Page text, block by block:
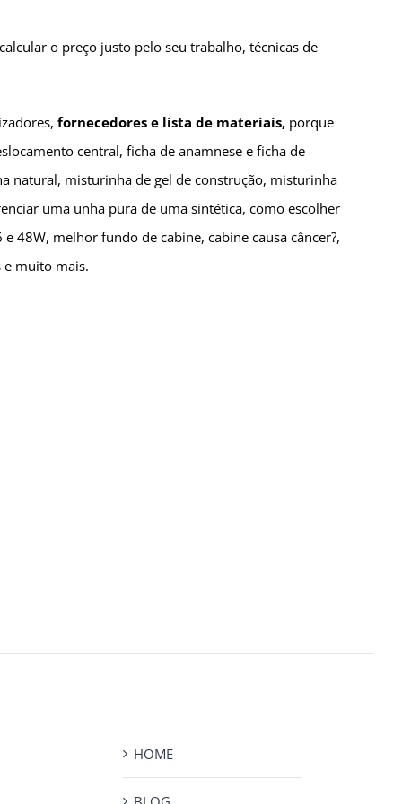
o preço justo pelo seu trabalho, técnicas de
fornecedores e lista de materiais, porque
central, ficha de anamnese e ficha de
natural, misturinha de gel de construção, misturinha
uma unha pura de uma sintética, como escolher
48W, melhor fundo de cabine, cabine causa câncer?,
e muito mais.
HOME